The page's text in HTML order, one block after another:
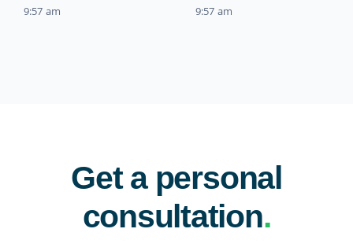
9:57 am 9:57 am
Get a personal
consultation.